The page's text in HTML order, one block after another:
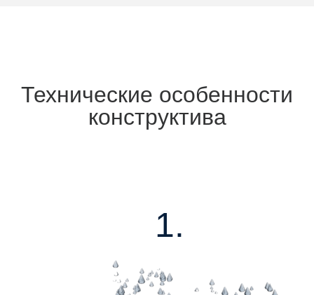
Технические особенности
конструктива
1.